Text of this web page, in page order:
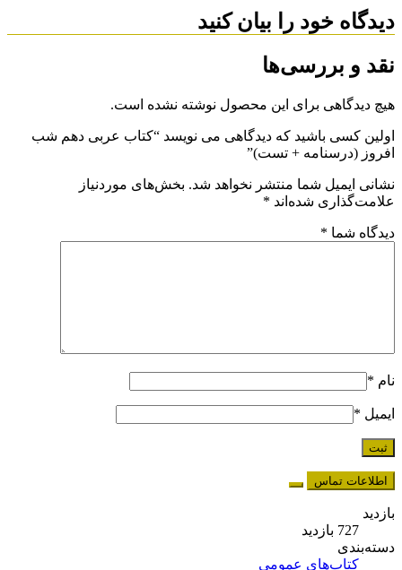
دیدگاه خود را بیان کنید
نقد و بررسی‌ها
هیچ دیدگاهی برای این محصول نوشته نشده است.
اولین کسی باشید که دیدگاهی می نویسد “کتاب عربی دهم شب
افروز (درسنامه + تست)”
نشانی ایمیل شما منتشر نخواهد شد.بخش‌های موردنیاز
علامت‌گذاری شده‌اند *
دیدگاه شما *
نام *
ایمیل *
اطلاعات تماس
بازدید
727 بازدید
دسته‌بندی
کتاب‌های عمومی